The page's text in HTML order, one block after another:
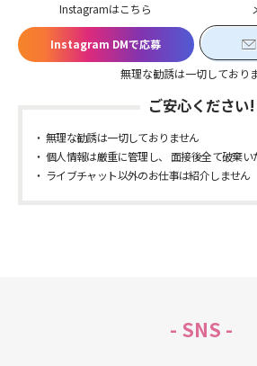
Instagramはこちら
Instagram DMで応募
無理な勧誘は一切しており
ご安心ください!
無理な勧誘は一切しておりません
個人情報は厳重に管理し、 面接後全て破棄い
ライブチャット以外のお仕事は紹介しません
- SNS -